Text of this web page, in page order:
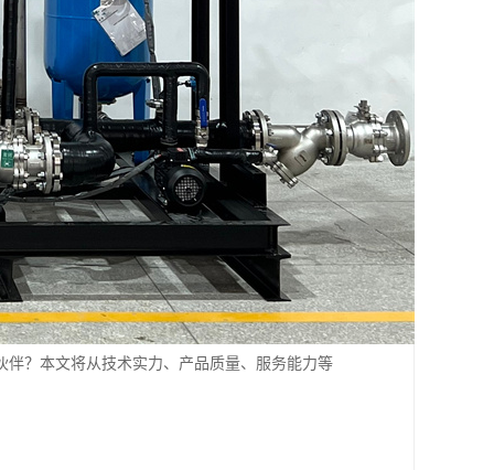
？本文将从技术实力、产品质量、服务能力等